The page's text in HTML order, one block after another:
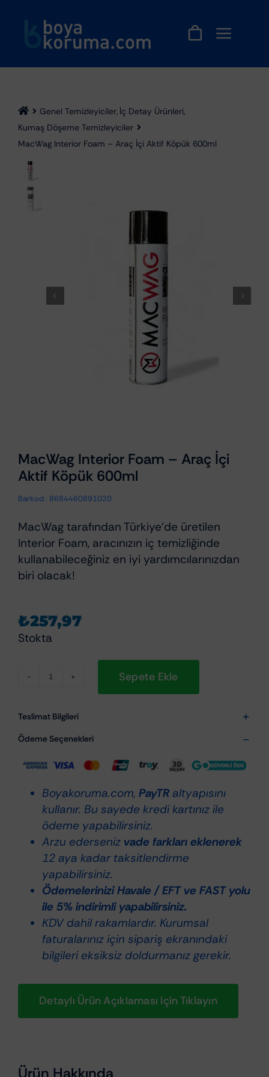
Genel Temizleyiciler İç Detay Ürünleri
Kumaş Döşeme Temizleyiciler
MacWag Interior Foam – Araç İçi Aktif Köpük 600ml
MacWag Interior Foam – Araç İçi
Aktif Köpük 600ml
Barkod : 8684460891020
MacWag tarafından Türkiye’de üretilen
Interior Foam, aracınızın iç temizliğinde
kullanabileceğiniz en iyi yardımcılarınızdan
biri olacak!
₺257,97
Stokta
MacWag
Foam
-
Araç
İçi
Köpük
600ml
adet
Sepete Ekle
Teslimat Bilgileri
Ödeme Seçenekleri
Boyakoruma.com, PayTRaltyapısını
kullanır. Bu sayede kredi kartınız ile
ödeme yapabilirsiniz.
Arzu ederseniz vade farkları eklenerek
12 aya kadar taksitlendirme
yapabilirsiniz.
Ödemelerinizi Havale / EFT ve FAST yolu
ile 5% indirimli yapabilirsiniz.
KDV dahil rakamlardır. Kurumsal
faturalarınız için sipariş ekranındaki
bilgileri eksiksiz doldurmanız gerekir.
Detaylı Ürün Açıklaması Için Tıklayın
Ürün Hakkında